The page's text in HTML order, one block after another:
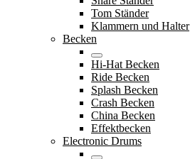
Tom Ständer
Klammern und Halter
Becken
Hi-Hat Becken
Ride Becken
Splash Becken
Crash Becken
China Becken
Effektbecken
Electronic Drums